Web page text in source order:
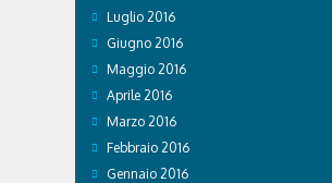
Luglio 2016
Giugno 2016
Maggio 2016
Aprile 2016
Marzo 2016
Febbraio 2016
Gennaio 2016